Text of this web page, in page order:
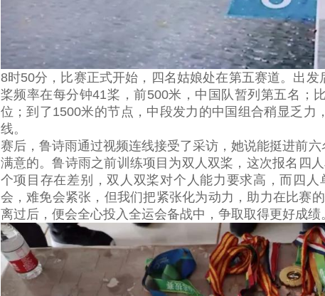
8时50分，比赛正式开始，四名姑娘处在第五赛道。出
桨频率在每分钟41桨，前500米，中国队暂列第五名；
位；到了1500米的节点，中段发力的中国组合稍显乏
线。
赛后，鲁诗雨通过视频连线接受了采访，她说能挺进前
满意的。鲁诗雨之前训练项目为双人双桨，这次报名四
个项目存在差别，双人双桨对个人能力要求高，而四
会，难免会紧张，但我们把紧张化为动力，助力在比赛
离过后，便会全心投入全运会备战中，争取取得更好成绩